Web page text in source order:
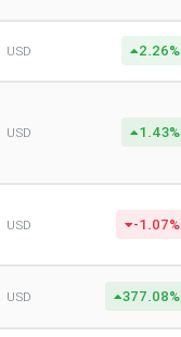
USD 2.26%
USD 1.43%
USD -1.07%
USD 377.08%